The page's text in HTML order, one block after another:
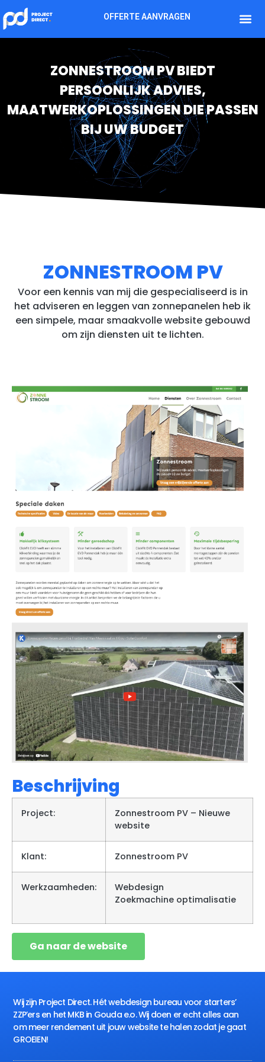
OFFERTE AANVRAGEN
ZONNESTROOM PV BIEDT
PERSOONLIJK ADVIES,
MAATWERKOPLOSSINGEN DIE PASSEN
BIJ UW BUDGET
ZONNESTROOM PV
Voor een kennis van mij die gespecialiseerd is in
het adviseren en leggen van zonnepanelen heb ik
een simpele, maar smaakvolle website gebouwd
om zijn diensten uit te lichten.
Beschrijving
Project:
Zonnestroom PV – Nieuwe
website
Klant: Zonnestroom PV
Werkzaamheden:
Webdesign
Zoekmachine optimalisatie
Ga naar de website
Wij zijn Project Direct. Hét webdesign bureau voor starters’
ZZP’ers en het MKB in Gouda e.o. Wij doen er echt alles aan
om meer rendement uit jouw website te halen zodat je gaat
GROEIEN!